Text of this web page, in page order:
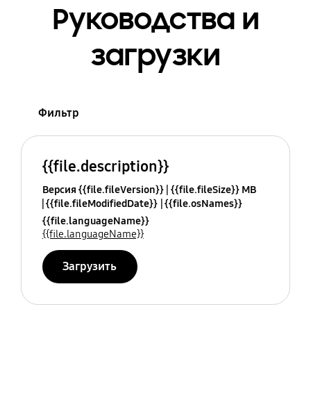
Руководства и
загрузки
Фильтр
{{file.description}}
Версия {{file.fileVersion}} {{file.fileSize}} MB
{{file.fileModifiedDate}} {{file.osNames}}
{{file.languageName}}
{{file.languageName}}
Загрузить